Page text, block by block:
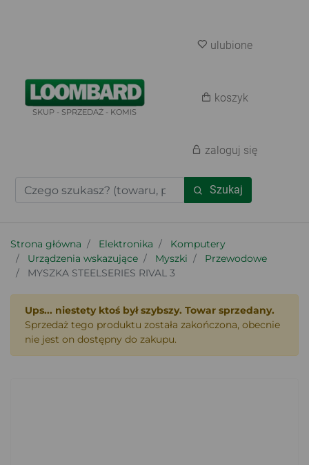
SKUP - SPRZEDAŻ - KOMIS
Szukaj
ulubione
koszyk
zaloguj się
Strona główna Elektronika
Komputery
Urządzenia wskazujące
Myszki
Przewodowe
MYSZKA STEELSERIES RIVAL 3
Ups... niestety ktoś był szybszy. Towar sprzedany.
Sprzedaż tego produktu została zakończona, obecnie
nie jest on dostępny do zakupu.